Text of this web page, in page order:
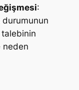
:
durumunun
neden